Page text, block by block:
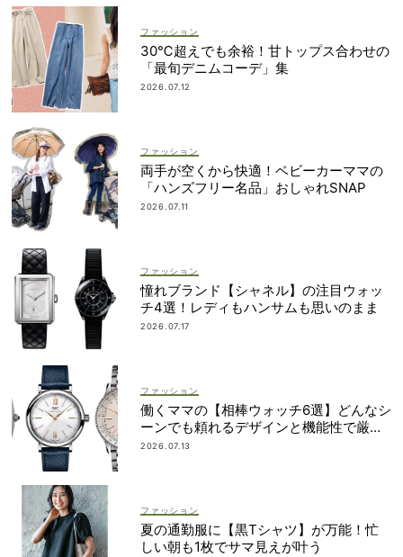
ファッション
30℃超えでも余裕！甘トップス合わせの
「最旬デニムコーデ」集
2026.07.12
ファッション
両手が空くから快適！ベビーカーママの
「ハンズフリー名品」おしゃれSNAP
2026.07.11
ファッション
憧れブランド【シャネル】の注目ウォッ
チ4選！レディもハンサムも思いのまま
2026.07.17
ファッション
働くママの【相棒ウォッチ6選】どんなシ
ーンでも頼れるデザインと機能性で厳
選！
2026.07.13
ファッション
夏の通勤服に【黒Tシャツ】が万能！忙
しい朝も1枚でサマ見えが叶う